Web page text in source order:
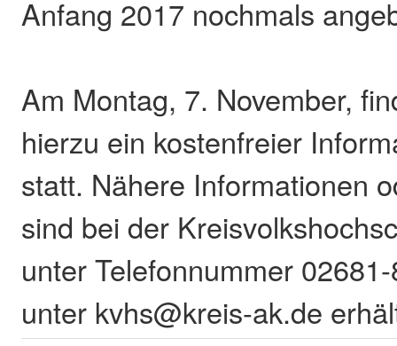
Anfang 2017 nochmals
Am Montag, 7. November,
hierzu ein kostenfreier
statt. Nähere Informationen
sind bei der
unter Telefonnummer
unter kvhs@kreis-ak.de